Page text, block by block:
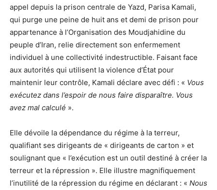
appel depuis la prison centrale de Yazd, Parisa Kamali,
qui purge une peine de huit ans et demi de prison pour
appartenance à l’Organisation des Moudjahidine du
peuple d’Iran, relie directement son enfermement
individuel à une collectivité indestructible. Faisant face
aux autorités qui utilisent la violence d’État pour
maintenir leur contrôle, Kamali déclare avec défi : « Vous
exécutez dans l’espoir de nous faire disparaître. Vous
avez mal calculé ».
Elle dévoile la dépendance du régime à la terreur,
qualifiant ses dirigeants de « dirigeants de carton » et
soulignant que « l’exécution est un outil destiné à créer la
terreur et la répression ». Elle illustre magnifiquement
l’inutilité de la répression du régime en déclarant : « Nous